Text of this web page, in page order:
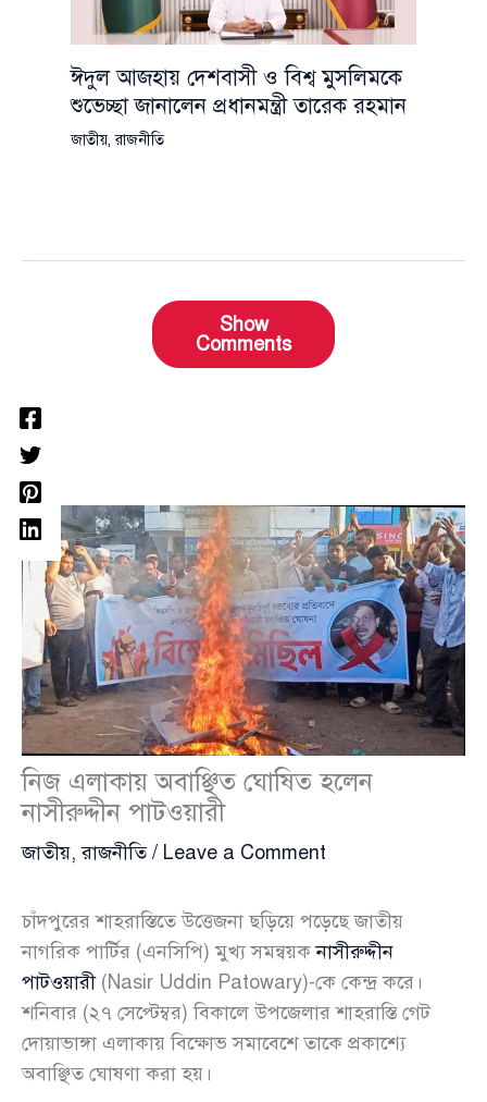
ঈদুল আজহায় দেশবাসী ও বিশ্ব মুসলিমকে
শুভেচ্ছা জানালেন প্রধানমন্ত্রী তারেক রহমান
জাতীয়,রাজনীতি
Show
Comments
নিজ এলাকায় অবাঞ্ছিত ঘোষিত হলেন
নাসীরুদ্দীন পাটওয়ারী
জাতীয়,রাজনীতি/ Leave a Comment
চাঁদপুরের শাহরাস্তিতে উত্তেজনা ছড়িয়ে পড়েছে জাতীয়
নাগরিক পার্টির (এনসিপি) মুখ্য সমন্বয়কনাসীরুদ্দীন
পাটওয়ারী(Nasir Uddin Patowary)-কে কেন্দ্র করে।
শনিবার (২৭ সেপ্টেম্বর) বিকালে উপজেলার শাহরাস্তি গেট
দোয়াভাঙ্গা এলাকায় বিক্ষোভ সমাবেশে তাকে প্রকাশ্যে
অবাঞ্ছিত ঘোষণা করা হয়।